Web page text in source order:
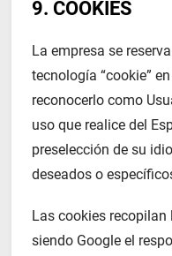
9. COOKIES
La empresa se
tecnología “cookie”
reconocerlo como
uso que realice del
preselección de su
deseados o
Las cookies
siendo Google el